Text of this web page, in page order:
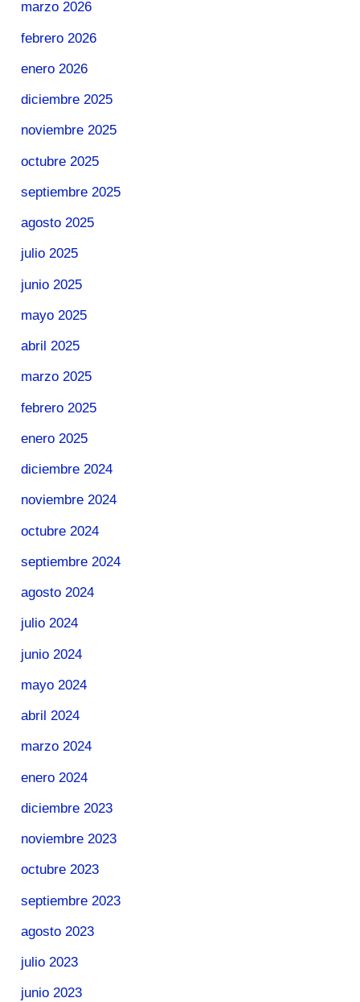
marzo 2026
febrero 2026
enero 2026
diciembre 2025
noviembre 2025
octubre 2025
septiembre 2025
agosto 2025
julio 2025
junio 2025
mayo 2025
abril 2025
marzo 2025
febrero 2025
enero 2025
diciembre 2024
noviembre 2024
octubre 2024
septiembre 2024
agosto 2024
julio 2024
junio 2024
mayo 2024
abril 2024
marzo 2024
enero 2024
diciembre 2023
noviembre 2023
octubre 2023
septiembre 2023
agosto 2023
julio 2023
junio 2023